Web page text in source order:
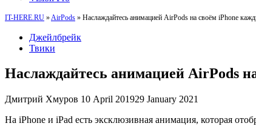
IT-HERE.RU » AirPods » Наслаждайтесь анимацией AirPods на своём iPhone
Джейлбрейк
Твики
Наслаждайтесь анимацией AirPods
Дмитрий Хмуров 10 April 201929 January 2021
На iPhone и iPad есть эксклюзивная анимация, которая